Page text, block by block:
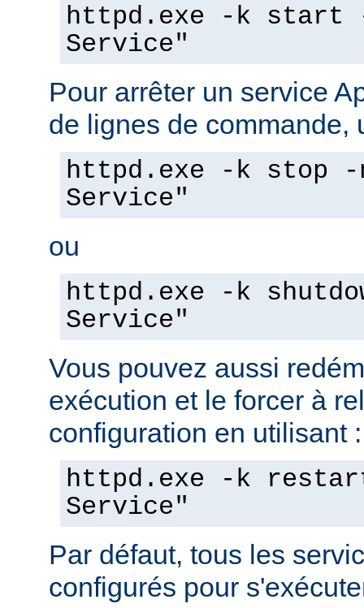
httpd.exe -k start -
Service"
Pour arrêter un service
de lignes de commande,
httpd.exe -k stop -
Service"
ou
httpd.exe -k
Service"
Vous pouvez aussi
exécution et le forcer à
configuration en utilisant :
httpd.exe -k
Service"
Par défaut, tous les
configurés pour